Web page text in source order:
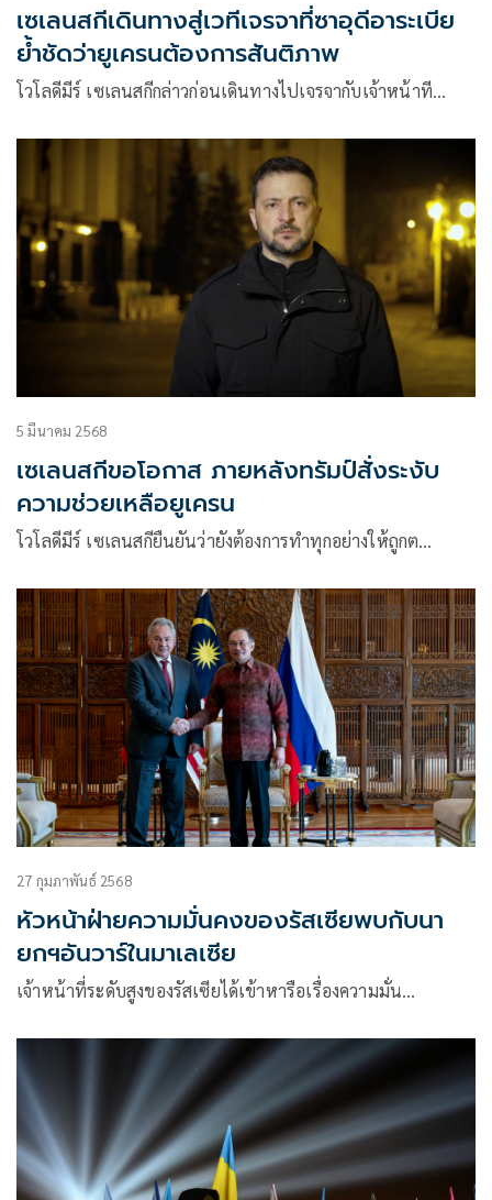
เซเลนสกีเดินทางสู่เวทีเจรจาที่ซาอุดีอาระเบีย
ย้ำชัดว่ายูเครนต้องการสันติภาพ
โวโลดีมีร์ เซเลนสกีกล่าวก่อนเดินทางไปเจรจากับเจ้าหน้าที…
5 มีนาคม 2568
เซเลนสกีขอโอกาส ภายหลังทรัมป์สั่งระงับ
ความช่วยเหลือยูเครน
โวโลดีมีร์ เซเลนสกียืนยันว่ายังต้องการทำทุกอย่างให้ถูกต…
27 กุมภาพันธ์ 2568
หัวหน้าฝ่ายความมั่นคงของรัสเซียพบกับนา
ยกฯอันวาร์ในมาเลเซีย
เจ้าหน้าที่ระดับสูงของรัสเซียได้เข้าหารือเรื่องความมั่น…